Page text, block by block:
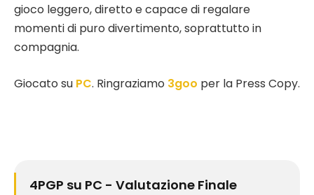
gioco leggero, diretto e capace di regalare
momenti di puro divertimento, soprattutto in
compagnia.
Giocato su PC. Ringraziamo 3goo per la Press Copy.
4PGP su PC - Valutazione Finale